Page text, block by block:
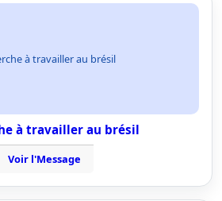
à travailler au brésil
à travailler au brésil
Voir l'Message